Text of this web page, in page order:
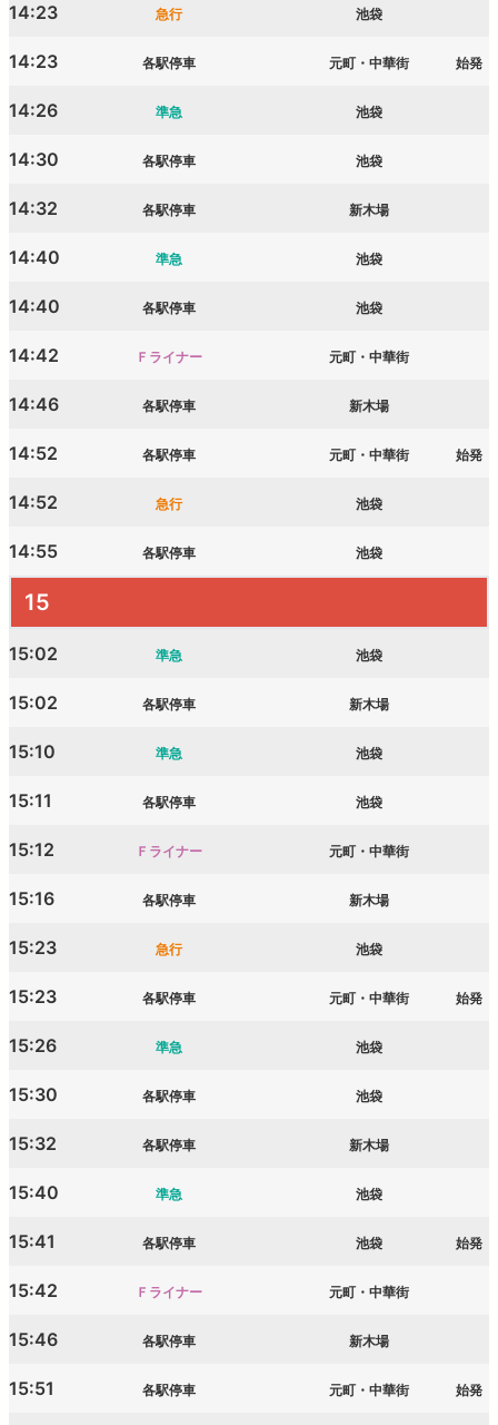
14:23 急行 池袋
14:23 各駅停車 元町・中華街 始発
14:26 準急 池袋
14:30 各駅停車 池袋
14:32 各駅停車 新木場
14:40 準急 池袋
14:40 各駅停車 池袋
14:42 Ｆライナー 元町・中華街
14:46 各駅停車 新木場
14:52 各駅停車 元町・中華街 始発
14:52 急行 池袋
14:55 各駅停車 池袋
15
15:02 準急 池袋
15:02 各駅停車 新木場
15:10 準急 池袋
15:11 各駅停車 池袋
15:12 Ｆライナー 元町・中華街
15:16 各駅停車 新木場
15:23 急行 池袋
15:23 各駅停車 元町・中華街 始発
15:26 準急 池袋
15:30 各駅停車 池袋
15:32 各駅停車 新木場
15:40 準急 池袋
15:41 各駅停車 池袋 始発
15:42 Ｆライナー 元町・中華街
15:46 各駅停車 新木場
15:51 各駅停車 元町・中華街 始発